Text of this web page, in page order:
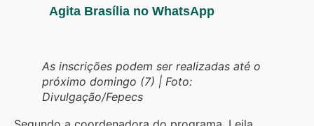
Agita Brasília no WhatsApp
As inscrições podem ser realizadas até o
próximo domingo (7) | Foto:
Divulgação/Fepecs